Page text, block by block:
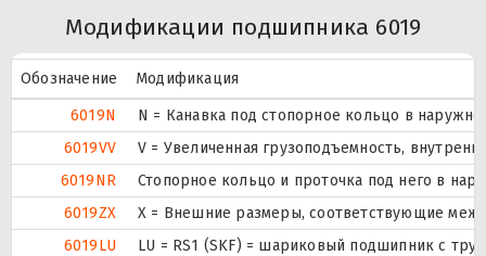
Модификации подшипника 6019
Обозначение
Модификация
6019N
N = Канавка под стопорное кольцо в
6019VV
V = Увеличенная грузоподъемность,
6019NR
Стопорное кольцо и проточка под него в
6019ZX
X = Внешние размеры, соответствующие
6019LU
LU = RS1 (SKF) = шариковый подшипник с